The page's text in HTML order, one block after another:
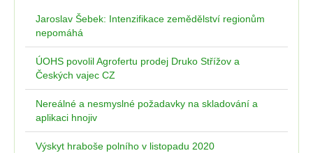
Jaroslav Šebek: Intenzifikace zemědělství regionům
nepomáhá
ÚOHS povolil Agrofertu prodej Druko Střížov a
Českých vajec CZ
Nereálné a nesmyslné požadavky na skladování a
aplikaci hnojiv
Výskyt hraboše polního v listopadu 2020